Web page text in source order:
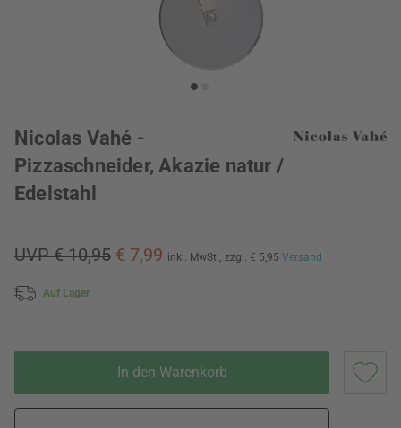
Nicolas Vahé -
Pizzaschneider, Akazie natur /
Edelstahl
UVP € 10,95 € 7,99 inkl. MwSt., zzgl. € 5,95 Versand
Auf Lager
In den Warenkorb